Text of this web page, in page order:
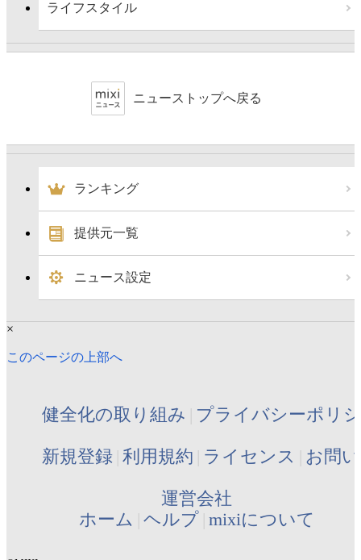
ライフスタイル
ニューストップへ戻る
ランキング
提供元一覧
ニュース設定
×
このページの上部へ
健全化の取り組み プライバシーポリ
新規登録 利用規約 ライセンス お問
運営会社
ホーム ヘルプ mixiについて